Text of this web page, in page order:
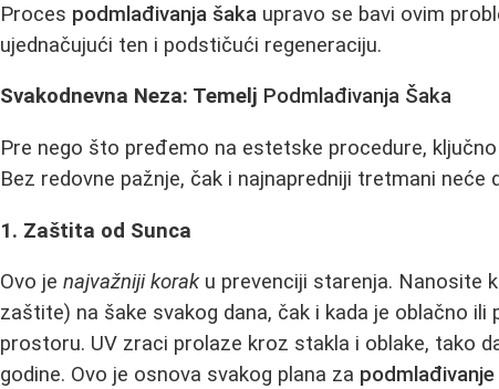
Proces podmlađivanja šaka upravo se bavi ovim
ujednačujući ten i podstičući regeneraciju.
Svakodnevna Neza: Temelj Podmlađivanja Šaka
Pre nego što pređemo na estetske procedure,
Bez redovne pažnje, čak i najnapredniji tretmani
1. Zaštita od Sunca
Ovo jenajvažniji koraku prevenciji starenja. Nanosite
zaštite) na šake svakog dana, čak i kada je oblаčno
prostoru. UV zraci prolaze kroz stakla i oblake, tako
godine. Ovo je osnova svakog plana za